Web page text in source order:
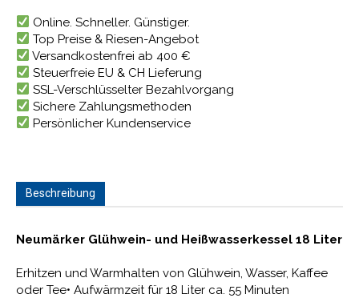
Online. Schneller. Günstiger.
Top Preise & Riesen-Angebot
Versandkostenfrei ab 400 €
Steuerfreie EU & CH Lieferung
SSL-Verschlüsselter Bezahlvorgang
Sichere Zahlungsmethoden
Persönlicher Kundenservice
Beschreibung
Neumärker Glühwein- und Heißwasserkessel 18 Liter
Erhitzen und Warmhalten von Glühwein, Wasser, Kaffee
oder Tee• Aufwärmzeit für 18 Liter ca. 55 Minuten